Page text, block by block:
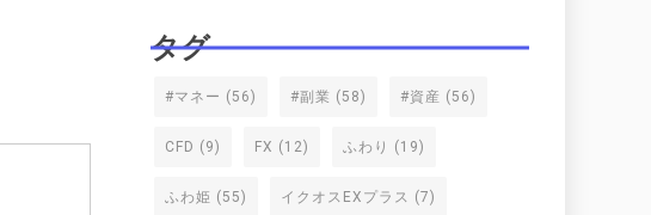
タグ
#マネー (56) #副業 (58) #資産 (56)
CFD (9) FX (12) ふわり (19)
ふわ姫 (55) イクオスEXプラス (7)